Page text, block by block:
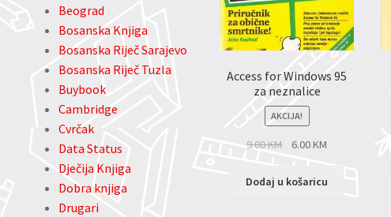
Beograd
Bosanska Knjiga
Bosanska Riječ Sarajevo
Bosanska Riječ Tuzla
Buybook
Cambridge
Cvrčak
Data Status
Dječija Knjiga
Dobra knjiga
Drugari
Access for Windows 95
za neznalice
AKCIJA!
9.00KM 6.00KM
Dodaj u košaricu